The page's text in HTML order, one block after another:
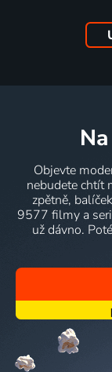
Objevte
nebudete chtít
zpětně,
9577 filmy a
už dávno.